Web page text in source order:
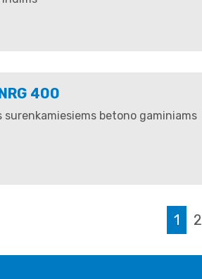
400
surenkamiesiems betono gaminiams
1 2